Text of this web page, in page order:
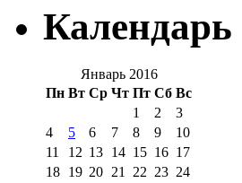
Календарь
Январь 2016
Пн Вт Ср Чт Пт Сб Вс
1 2
3
4
5 6 7 8 9
10
11
12 13 14 15 16 17
18 19 20 21 22 23 24